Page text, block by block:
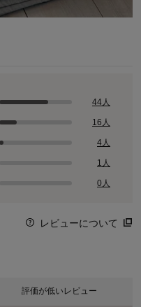
44人
16人
4人
1人
0人
レビューについて
評価が低いレビュー